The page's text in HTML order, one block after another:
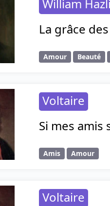
William
La grâce
Amour Beauté
Voltaire
Si mes amis
Amis Amour
Voltaire